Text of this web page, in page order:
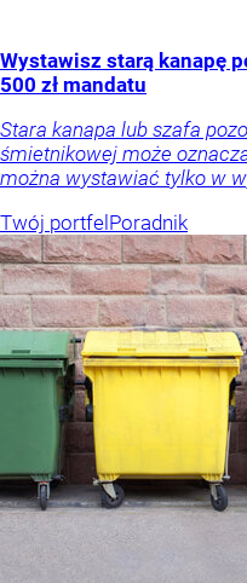
Wystawisz starą kanapę
500 zł mandatu
Stara kanapa lub szafa
śmietnikowej może
można wystawiać tylko w
Twój portfel Poradnik